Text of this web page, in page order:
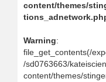
content/themes/
Warning:
file_get_contents(/
/sd0763663/
content/themes/